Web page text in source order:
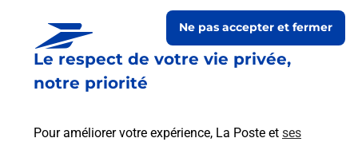
Le respect de votre vie privée,
notre priorité
Pour améliorer votre expérience, La Poste et ses
Ne pas accepter et fermer